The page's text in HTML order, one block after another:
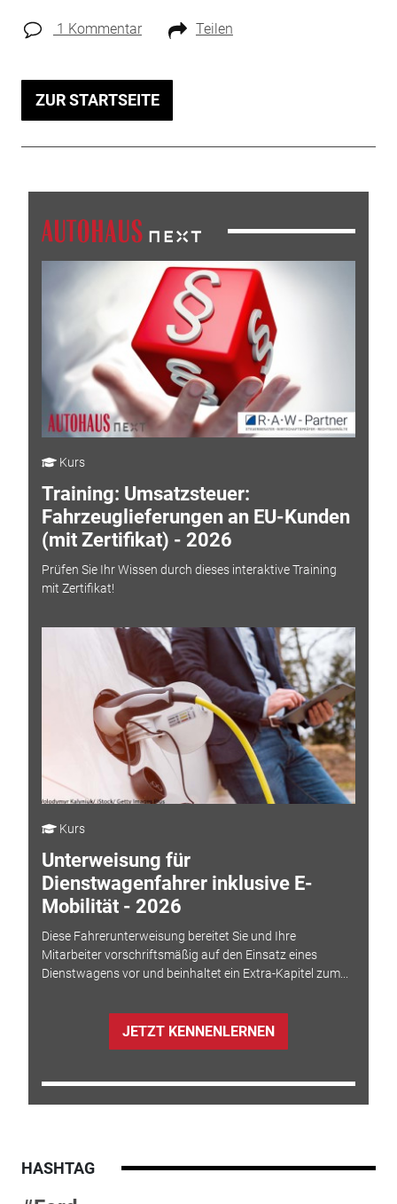
1 Kommentar Teilen
ZUR STARTSEITE
Kurs
Training: Umsatzsteuer:
Fahrzeuglieferungen an EU-Kunden
(mit Zertifikat) - 2026
Prüfen Sie Ihr Wissen durch dieses interaktive Training
mit Zertifikat!
Kurs
Unterweisung für
Dienstwagenfahrer inklusive E-
Mobilität - 2026
Diese Fahrerunterweisung bereitet Sie und Ihre
Mitarbeiter vorschriftsmäßig auf den Einsatz eines
Dienstwagens vor und beinhaltet ein Extra-Kapitel zum...
JETZT KENNENLERNEN
HASHTAG